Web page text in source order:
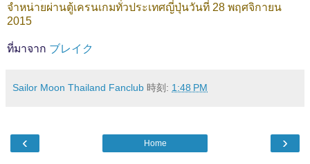
จำหน่ายผ่านตู้เครนเกมทั่วประเทศญี่ปุ่นวันที่ 28 พฤศจิกายน
2015
ที่มาจาก ブレイク
Sailor Moon Thailand Fanclub 時刻: 1:48 PM
‹ ›
Home